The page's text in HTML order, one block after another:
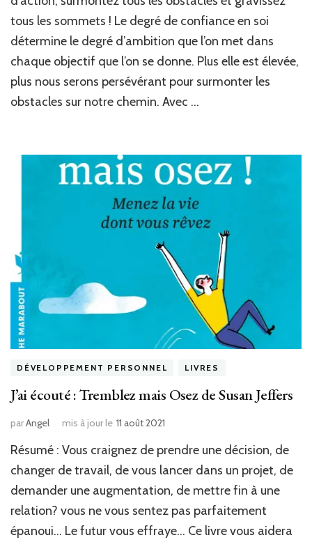
tous les sommets ! Le degré de confiance en soi
détermine le degré d’ambition que l’on met dans
chaque objectif que l’on se donne. Plus elle est élevée,
plus nous serons persévérant pour surmonter les
obstacles sur notre chemin. Avec …
DÉVELOPPEMENT PERSONNEL LIVRES
J’ai écouté : Tremblez mais Osez de Susan Jeffers
parAngel mis à jour le 11 août 2021
Résumé : Vous craignez de prendre une décision, de
changer de travail, de vous lancer dans un projet, de
demander une augmentation, de mettre fin à une
relation? vous ne vous sentez pas parfaitement
épanoui… Le futur vous effraye… Ce livre vous aidera